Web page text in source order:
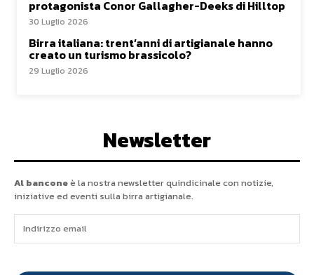
protagonista Conor Gallagher-Deeks di Hilltop
30 Luglio 2026
Birra italiana: trent’anni di artigianale hanno
creato un turismo brassicolo?
29 Luglio 2026
Newsletter
Al banconeè la nostra newsletter quindicinale con notizie,
iniziative ed eventi sulla birra artigianale.